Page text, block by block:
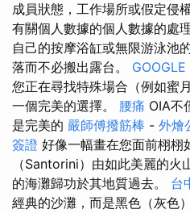
成員狀態，工作場所或假定侵
有關個人數據的個人數據的處
自己的按摩浴缸或無限游泳池
落而不必搬出露台。
您正在尋找特殊場合（例如蜜
一個完美的選擇。 腰痛 OIA不
是完美的 嚴師傅撥筋棒 - 外燴
簽證 好像一幅畫在您面前栩栩
（Santorini）由如此美麗的
的海灘歸功於其地質過去。 台
經典的沙灘，而是黑色（灰色